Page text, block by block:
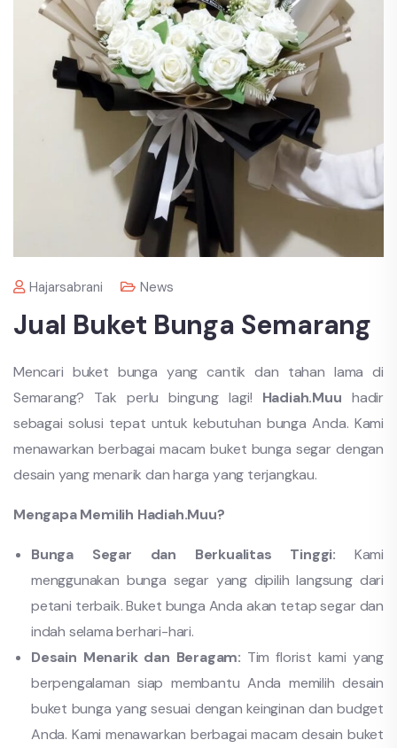
Hajarsabrani News
Jual Buket Bunga Semarang
Mencari buket bunga yang cantik dan tahan lama di
Semarang? Tak perlu bingung lagi! Hadiah.Muu hadir
sebagai solusi tepat untuk kebutuhan bunga Anda. Kami
menawarkan berbagai macam buket bunga segar dengan
desain yang menarik dan harga yang terjangkau.
Mengapa Memilih Hadiah.Muu?
Bunga Segar dan Berkualitas Tinggi: Kami
menggunakan bunga segar yang dipilih langsung dari
petani terbaik. Buket bunga Anda akan tetap segar dan
indah selama berhari-hari.
Desain Menarik dan Beragam: Tim florist kami yang
berpengalaman siap membantu Anda memilih desain
buket bunga yang sesuai dengan keinginan dan budget
Anda. Kami menawarkan berbagai macam desain buket